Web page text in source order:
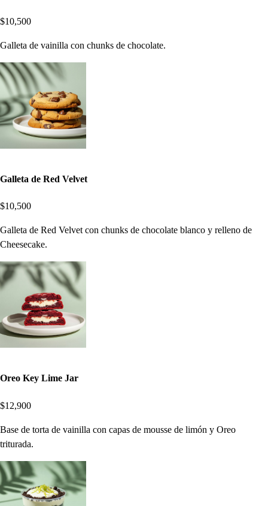
$10,500
Galleta de vainilla con chunks de chocolate.
Galleta de Red Velvet
$10,500
Galleta de Red Velvet con chunks de chocolate blanco y relleno de
Cheesecake.
Oreo Key Lime Jar
$12,900
Base de torta de vainilla con capas de mousse de limón y Oreo
triturada.